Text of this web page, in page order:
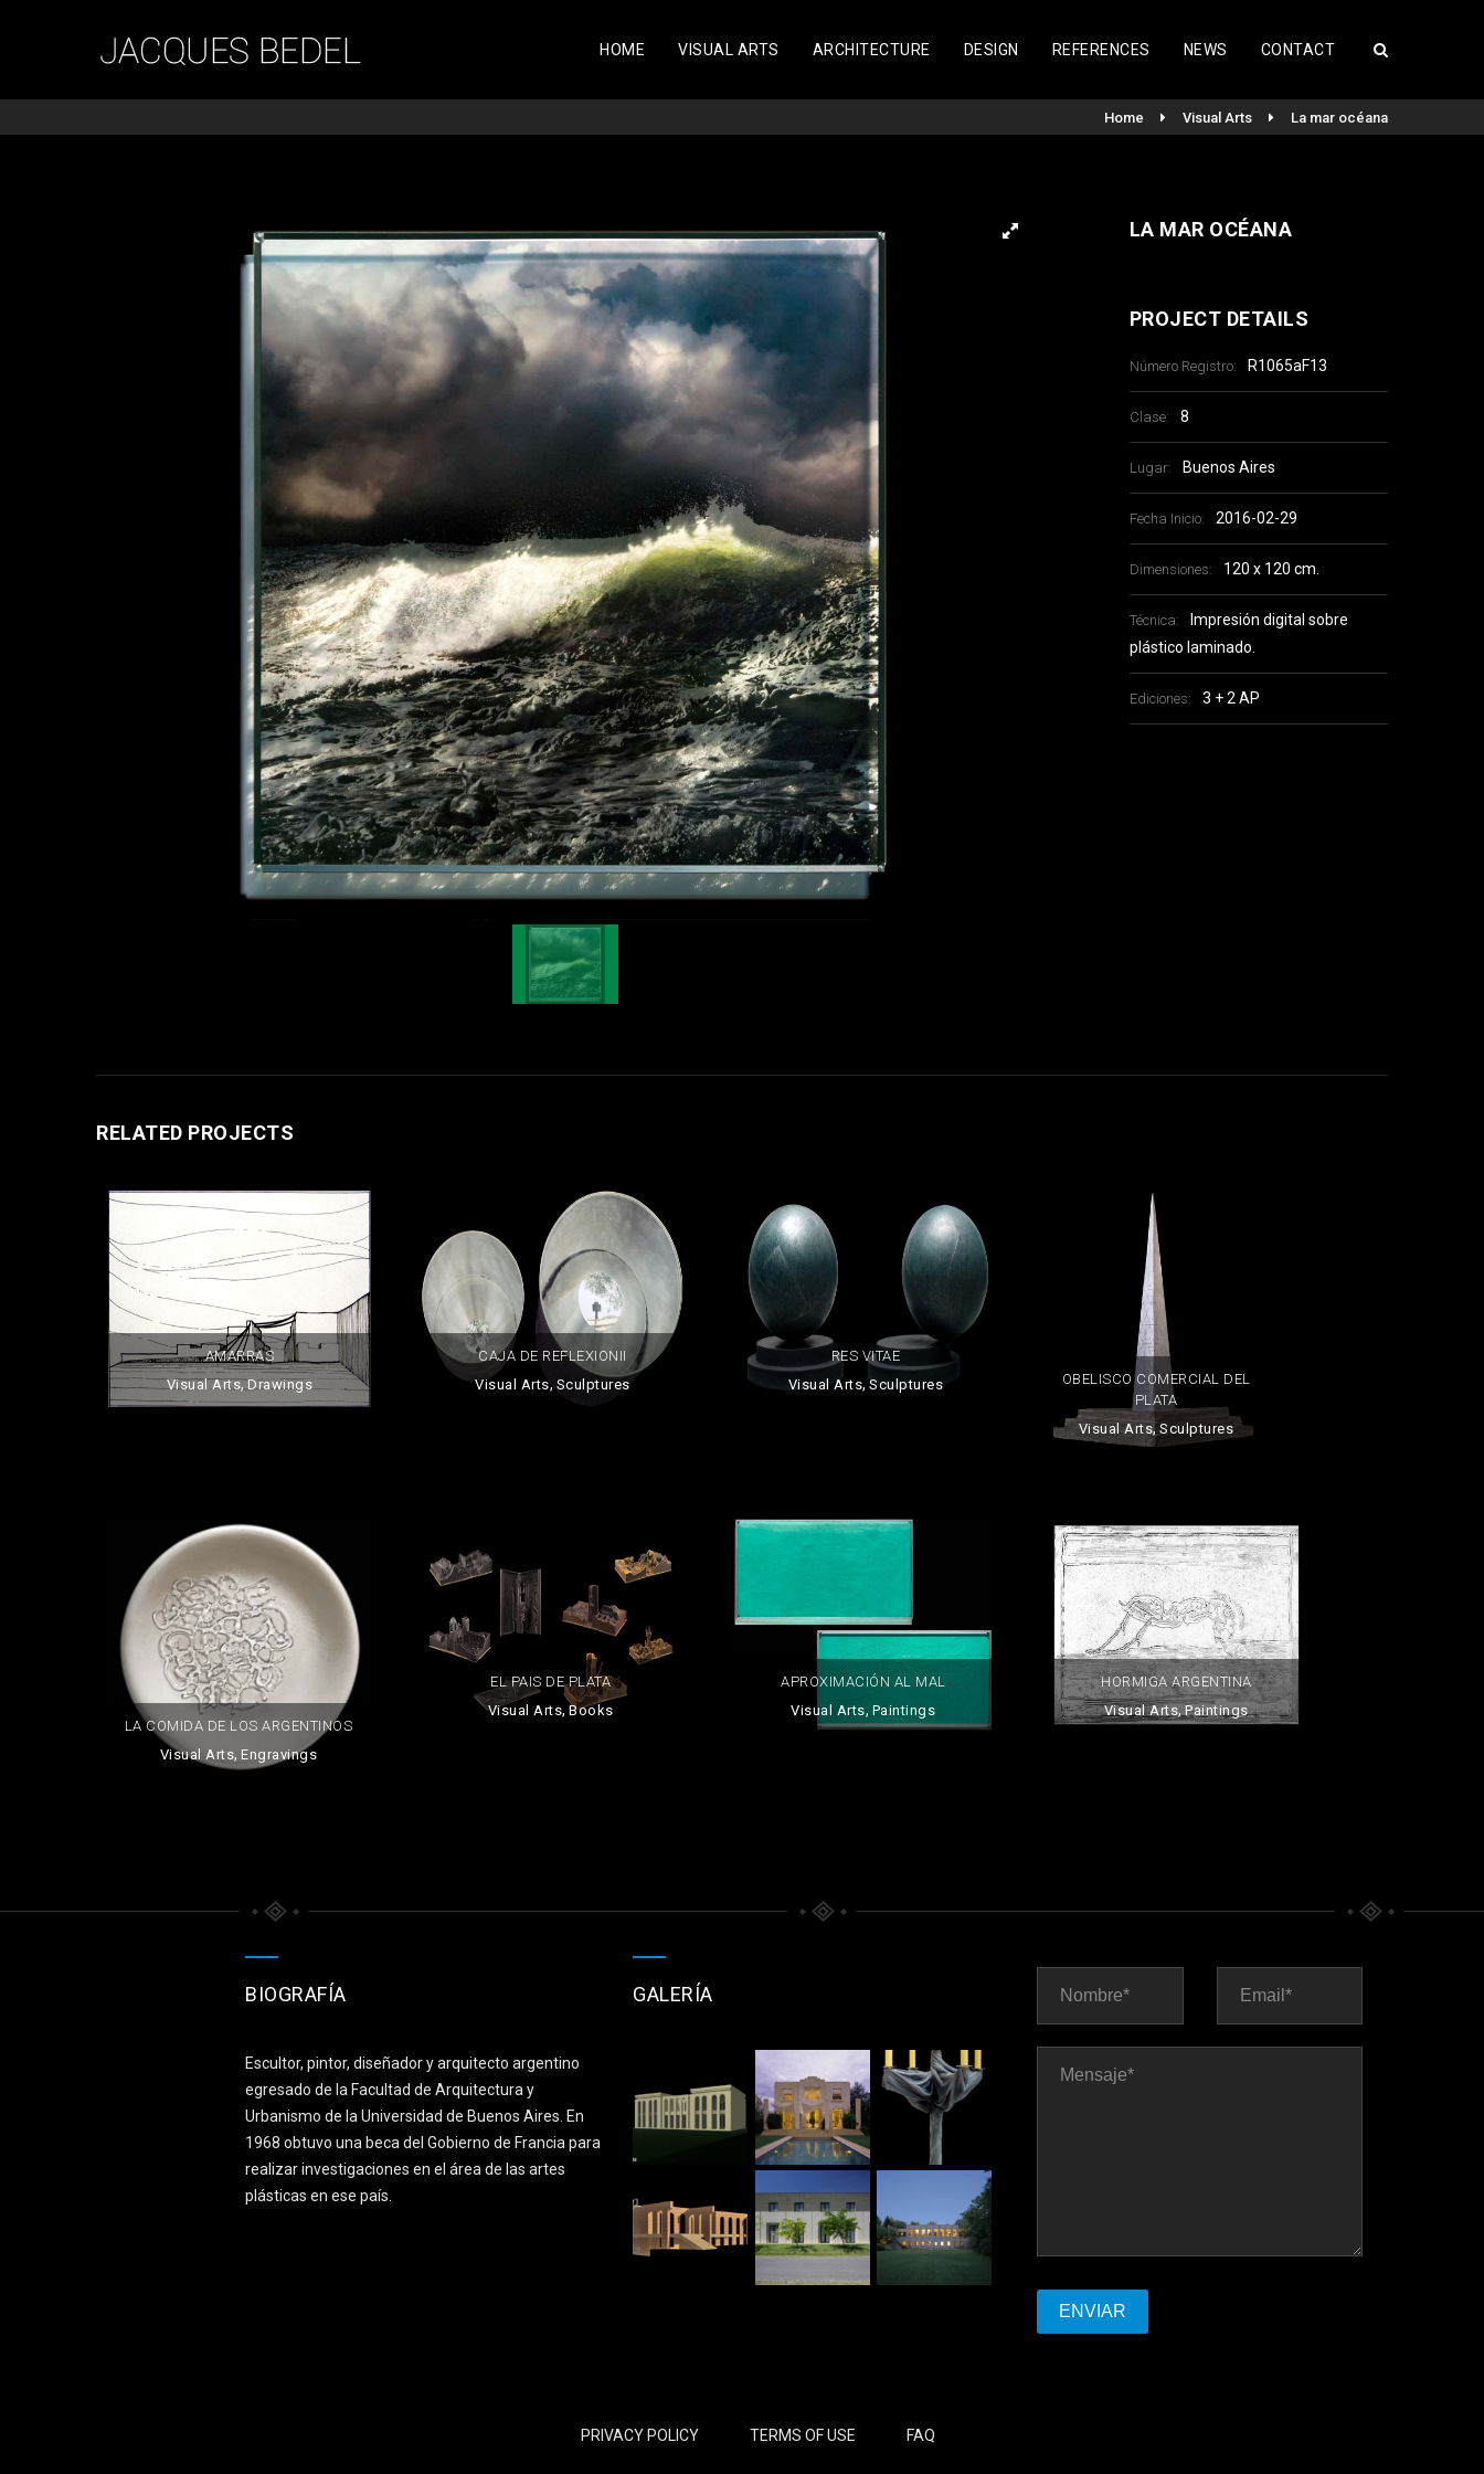
HOME VISUAL ARTS ARCHITECTURE DESIGN REFERENCES NEWS CONTACT
Home Visual Arts La mar océana
LA MAR OCÉANA
PROJECT DETAILS
Número Registro: R1065aF13
Clase: 8
Lugar: Buenos Aires
Fecha Inicio: 2016-02-29
Dimensiones: 120 x 120 cm.
Técnica:
Impresión digital sobre
plástico laminado.
Ediciones: 3 + 2 AP
RELATED PROJECTS
AMARRAS
Visual Arts,Drawings
CAJA DE REFLEXIONII
Visual Arts, Sculptures
RES VITAE
Visual Arts,Sculptures
OBELISCO COMERCIAL DEL
PLATA
Visual Arts,Sculptures
LA COMIDA DE LOS ARGENTINOS
Visual Arts,Engravings
EL PAIS DE PLATA
Visual Arts,Books
APROXIMACIÓN AL MAL
Visual Arts, Paintings
HORMIGA ARGENTINA
Visual Arts,Paintings
BIOGRAFÍA
Escultor, pintor, diseñador y arquitecto argentino
egresado de la Facultad de Arquitectura y
Urbanismo de la Universidad de Buenos Aires. En
1968 obtuvo una beca del Gobierno de Francia para
realizar investigaciones en el área de las artes
plásticas en ese país.
GALERÍA
PRIVACY POLICY TERMS OF USE FAQ